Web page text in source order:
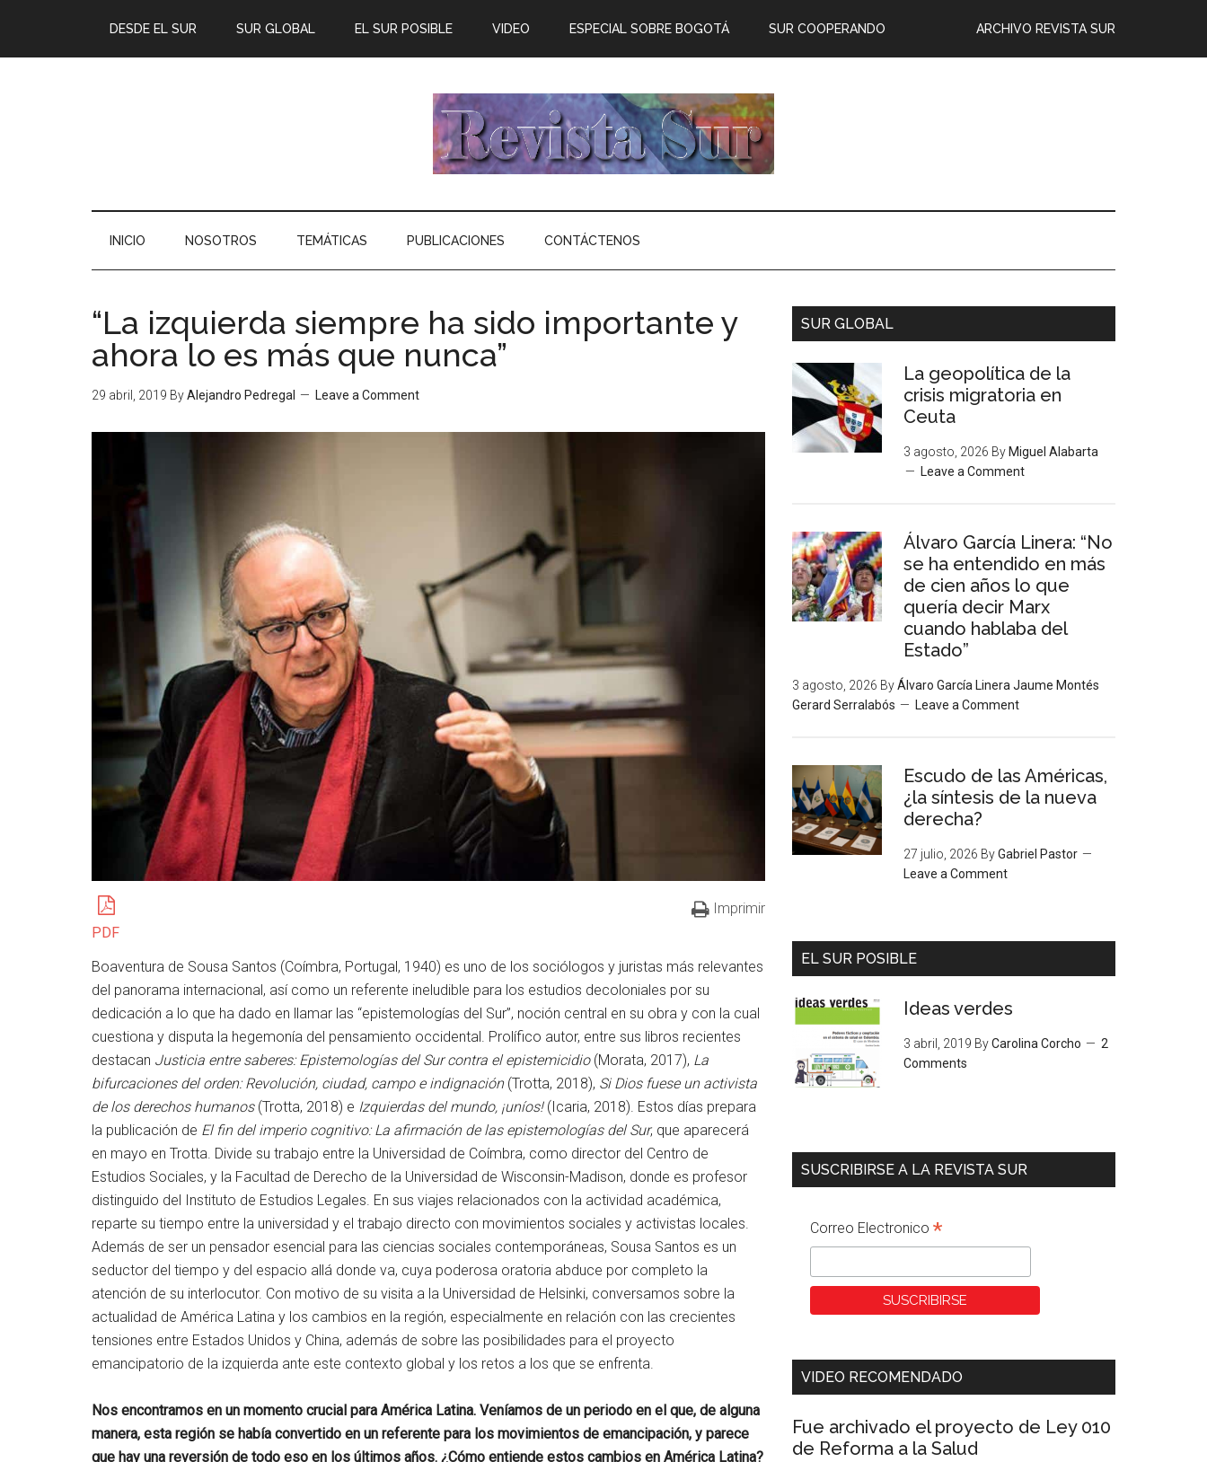
DESDE EL SUR SUR GLOBAL EL SUR POSIBLE ARCHIVO REVISTA SUR
VIDEO ESPECIAL SOBRE BOGOTÁ SUR COOPERANDO
INICIO NOSOTROS TEMÁTICAS PUBLICACIONES CONTÁCTENOS
“La izquierda siempre ha sido importante y
ahora lo es más que nunca”
29 abril, 2019 ByAlejandro Pedregal Leave a Comment
PDF
Imprimir
Boaventura de Sousa Santos (Coímbra, Portugal, 1940) es uno de los sociólogos y juristas más relevantes
del panorama internacional, así como un referente ineludible para los estudios decoloniales por su
dedicación a lo que ha dado en llamar las “epistemologías del Sur”, noción central en su obra y con la cual
cuestiona y disputa la hegemonía del pensamiento occidental. Prolífico autor, entre sus libros recientes
destacan Justicia entre saberes: Epistemologías del Sur contra el epistemicidio(Morata, 2017), La
bifurcaciones del orden: Revolución, ciudad, campo e indignación(Trotta, 2018), Si Dios fuese un activista
de los derechos humanos (Trotta, 2018) e Izquierdas del mundo, ¡uníos!(Icaria, 2018). Estos días prepara
la publicación de El fin del imperio cognitivo: La afirmación de las epistemologías del Sur, que aparecerá
en mayo en Trotta. Divide su trabajo entre la Universidad de Coímbra, como director del Centro de
Estudios Sociales, y la Facultad de Derecho de la Universidad de Wisconsin-Madison, donde es profesor
distinguido del Instituto de Estudios Legales. En sus viajes relacionados con la actividad académica,
reparte su tiempo entre la universidad y el trabajo directo con movimientos sociales y activistas locales.
Además de ser un pensador esencial para las ciencias sociales contemporáneas, Sousa Santos es un
seductor del tiempo y del espacio allá donde va, cuya poderosa oratoria abduce por completo la
atención de su interlocutor. Con motivo de su visita a la Universidad de Helsinki, conversamos sobre la
actualidad de América Latina y los cambios en la región, especialmente en relación con las crecientes
tensiones entre Estados Unidos y China, además de sobre las posibilidades para el proyecto
emancipatorio de la izquierda ante este contexto global y los retos a los que se enfrenta.
Nos encontramos en un momento crucial para América Latina. Veníamos de un periodo en el que, de alguna
manera, esta región se había convertido en un referente para los movimientos de emancipación, y parece
que hay una reversión de todo eso en los últimos años. ¿Cómo entiende estos cambios en América Latina?
SUR GLOBAL
La geopolítica de la
crisis migratoria en
Ceuta
3 agosto, 2026 By Miguel Alabarta
Leave a Comment
Álvaro García Linera: “No
se ha entendido en más
de cien años lo que
quería decir Marx
cuando hablaba del
Estado”
3 agosto, 2026 ByÁlvaro García Linera Jaume Montés
Gerard Serralabós
Leave a Comment
Escudo de las Américas,
¿la síntesis de la nueva
derecha?
27 julio, 2026 ByGabriel Pastor
Leave a Comment
EL SUR POSIBLE
Ideas verdes
3 abril, 2019 ByCarolina Corcho
2
Comments
SUSCRIBIRSE A LA REVISTA SUR
Correo Electronico *
VIDEO RECOMENDADO
Fue archivado el proyecto de Ley 010
de Reforma a la Salud